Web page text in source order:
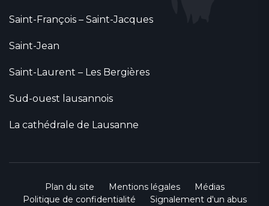
Saint-François – Saint-Jacques
Saint-Jean
Saint-Laurent – Les Bergières
Sud-ouest lausannois
La cathédrale de Lausanne
Plan du site Mentions légales
Médias
Politique de confidentialité
Signalement d'un abus